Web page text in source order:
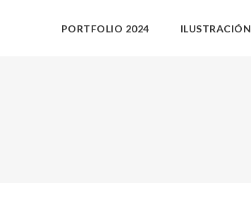
PORTFOLIO 2024 ILUSTRACIÓN